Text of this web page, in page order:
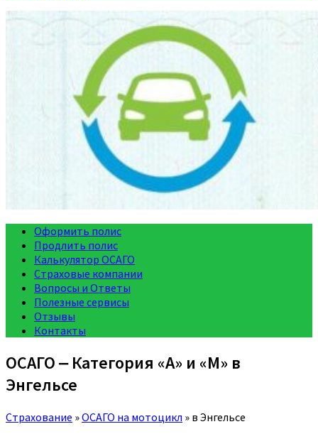
Оформить полис
Продлить полис
Калькулятор ОСАГО
Страховые компании
Вопросы и Ответы
Полезные сервисы
Отзывы
Контакты
ОСАГО ‒ Категория «A» и «M» в
Энгельсе
Страхование »ОСАГО на мотоцикл » в Энгельсе